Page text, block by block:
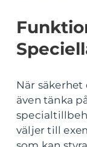
När säkerhet
även tänka
väljer till